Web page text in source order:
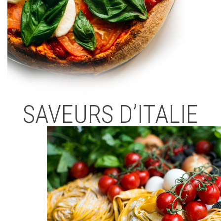
SAVEURS D’ITALIE